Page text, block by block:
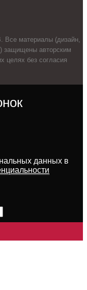
материалы (дизайн,
защищены авторским
целях без согласия
данных в